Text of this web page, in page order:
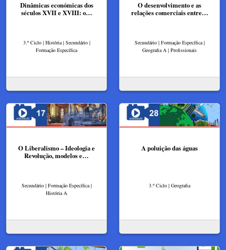
Dinâmicas económicas dos
séculos XVII e XVIII: o…
3.º Ciclo | História | Secundário |
Formação Específica
O desenvolvimento e as
relações comerciais entre…
Secundário | Formação Específica |
Geografia A | Profissionais
O Liberalismo – Ideologia e
Revolução, modelos e…
Secundário | Formação Específica |
História A
A poluição das águas
3.º Ciclo | Geografia